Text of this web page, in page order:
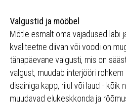
Valgustid ja mööbel
Mõtle esmalt oma vajadused läbi
kvaliteetne diivan või voodi on
tänapäevane valgusti, mis on
valgust, muudab interjööri
disainiga kapp, riiul või laud - kõik
muudavad elukeskkonda ja